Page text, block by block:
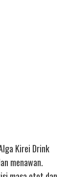
Kirei Drink
menawan.